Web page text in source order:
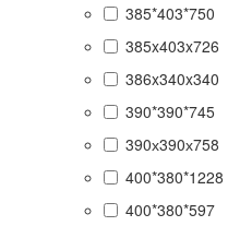
385*403*750
385x403x726
386x340x340
390*390*745
390х390х758
400*380*1228
400*380*597